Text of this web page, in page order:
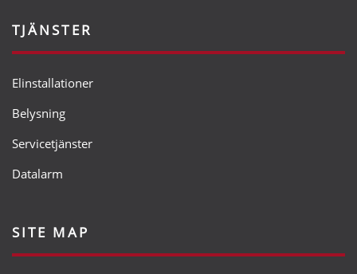
TJÄNSTER
Elinstallationer
Belysning
Servicetjänster
Datalarm
SITE MAP